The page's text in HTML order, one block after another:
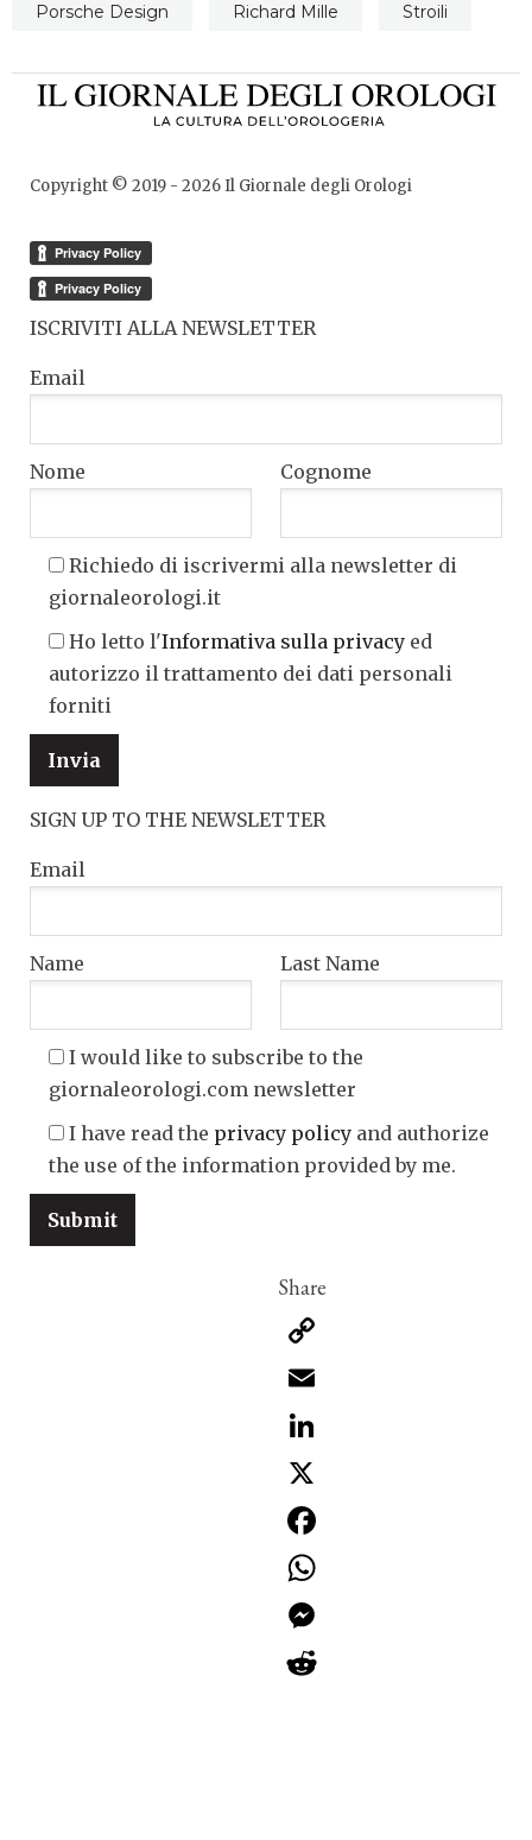
Porsche Design
Richard Mille Stroili
Copyright © 2019 - 2026Il Giornale degli Orologi
ISCRIVITI ALLA NEWSLETTER
Email
Nome Cognome
Richiedo di iscrivermi alla newsletter di
giornaleorologi.it
Ho letto l'Informativa sulla privacy ed
autorizzo il trattamento dei dati personali
forniti
SIGN UP TO THE NEWSLETTER
Email
Name Last Name
I would like to subscribe to the
giornaleorologi.com newsletter
I have read the privacy policy and authorize
the use of the information provided by me.